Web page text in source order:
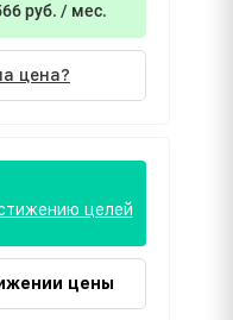
руб. / мес.
цена?
целей
цены